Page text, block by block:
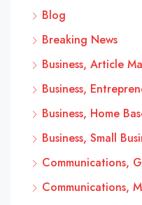
Blog
Breaking News
Business, Article
Business,
Business, Home
Business, Small
Communications,
Communications,